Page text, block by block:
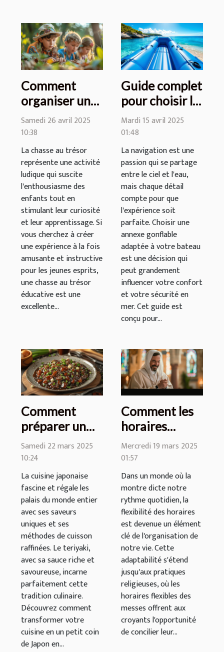
Comment
organiser une
chasse au
trésor
éducative
pour enfants
Samedi 26 avril 2025
10:38
La chasse au trésor
représente une activité
ludique qui suscite
l'enthousiasme des
enfants tout en
stimulant leur curiosité
et leur apprentissage. Si
vous cherchez à créer
une expérience à la fois
amusante et instructive
pour les jeunes esprits,
une chasse au trésor
éducative est une
excellente...
Guide complet
pour choisir la
meilleure
annexe
gonflable pour
votre bateau
Mardi 15 avril 2025
01:48
La navigation est une
passion qui se partage
entre le ciel et l'eau,
mais chaque détail
compte pour que
l'expérience soit
parfaite. Choisir une
annexe gonflable
adaptée à votre bateau
est une décision qui
peut grandement
influencer votre confort
et votre sécurité en
mer. Cet guide est
conçu pour...
Comment
préparer un
authentique
teriyaki chez
vous avec une
sauce spéciale
Samedi 22 mars 2025
10:24
La cuisine japonaise
fascine et régale les
palais du monde entier
avec ses saveurs
uniques et ses
méthodes de cuisson
raffinées. Le teriyaki,
avec sa sauce riche et
savoureuse, incarne
parfaitement cette
tradition culinaire.
Découvrez comment
transformer votre
cuisine en un petit coin
de Japon en...
Comment les
horaires
flexibles des
messes
facilitent la vie
quotidienne
Mercredi 19 mars 2025
01:57
Dans un monde où la
montre dicte notre
rythme quotidien, la
flexibilité des horaires
est devenue un élément
clé de l'organisation de
notre vie. Cette
adaptabilité s'étend
jusqu'aux pratiques
religieuses, où les
horaires flexibles des
messes offrent aux
croyants l'opportunité
de concilier leur...